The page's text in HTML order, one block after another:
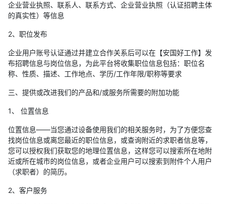
企业营业执照、联系人、联系方式、企业营业执照（认证招聘主体
的真实性）等信息
2、职位发布
企业用户账号认证通过并建立合作关系后可以在【安国好工作】发
布招聘信息与岗位信息，为此平台将收集职位信息包括：职位名
称、性质、描述、工作地点、学历/工作年限/职称等要求
三、提供或改进我们的产品和/或服务所需要的附加功能
1、 位置信息
位置信息——当您通过设备使用我们的相关服务时，为了方便您查
找岗位信息或离您最近的职位信息，或查询附近的求职者信息等，
您可以授权我们获取您的地理位置信息，这样您可以搜索所在地附
近或所在城市的岗位信息，或者企业用户可以搜索到附件个人用户
（求职者）的简历。
2、客户服务